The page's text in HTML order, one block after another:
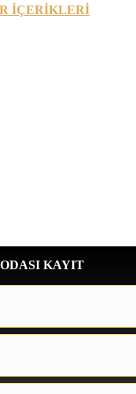
İÇERİKLERİ
KAYIT